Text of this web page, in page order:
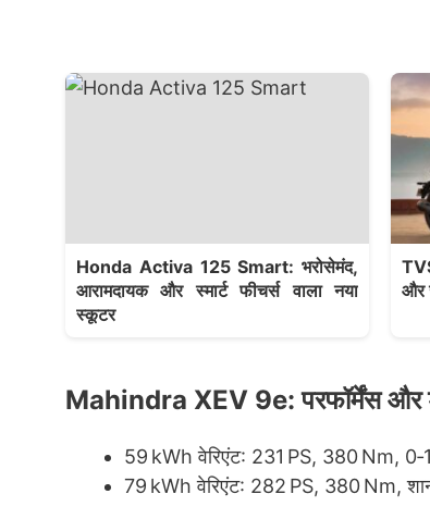
Honda Activa 125 Smart: भरोसेमंद,
आरामदायक और स्मार्ट फीचर्स वाला नया
स्कूटर
और
Mahindra XEV 9e: परफॉर्मेंस और
59 kWh वेरिएंट: 231 PS, 380 Nm,
79 kWh वेरिएंट: 282 PS, 380 Nm,